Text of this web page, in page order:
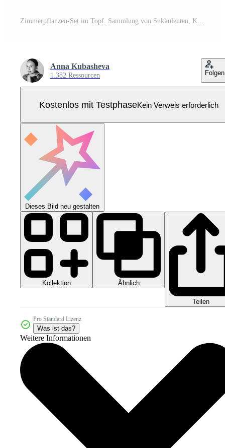
Zimmerpflanzen-Set im Topf. Sammlung von Sukkulenten, Kakteen oder grünen Laubpflanzen, die in Pflanzgefäßen oder Blumentöpfen wachsen. vektorillustration im flachen stil. Pro Vektor
Anna Kubasheva
1.382 Ressourcen Folgen
Kostenlos mit TestphaseKein Verweis erforderlich
Dieses Bild neu gestalten
Kollektion Ähnlich
Teilen
Pro Standard Lizenz
Was ist das?
Weitere Informationen